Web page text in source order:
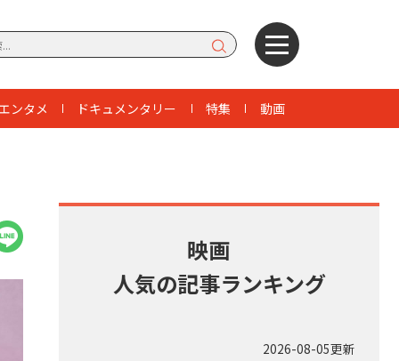
ンタメ ドキュメンタリー 特集 動画
映画
人気の記事ランキング
2026-08-05更新